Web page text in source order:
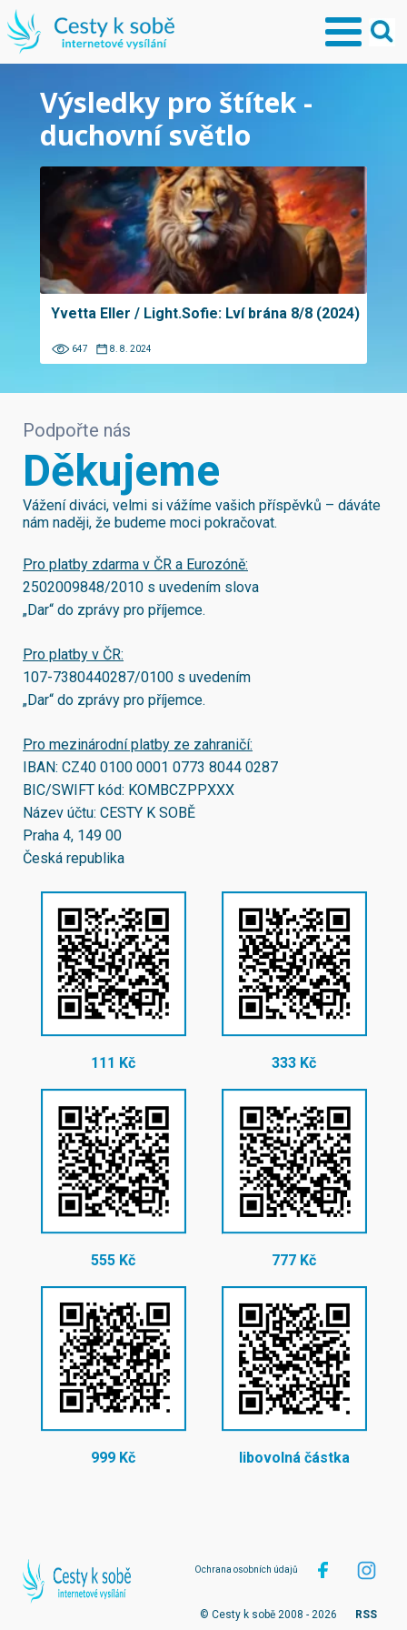
Výsledky pro štítek -
duchovní světlo
Yvetta Eller / Light.Sofie: Lví brána 8/8 (2024)
647 8. 8. 2024
Podpořte nás
Děkujeme
Vážení diváci, velmi si vážíme vašich příspěvků – dáváte
nám naději, že budeme moci pokračovat.
Pro platby zdarma v ČR a Eurozóně:
2502009848/2010 s uvedením slova
„Dar“ do zprávy pro příjemce.
Pro platby v ČR:
107-7380440287/0100 s uvedením
„Dar“ do zprávy pro příjemce.
Pro mezinárodní platby ze zahraničí:
IBAN: CZ40 0100 0001 0773 8044 0287
BIC/SWIFT kód: KOMBCZPPXXX
Název účtu: CESTY K SOBĚ
Praha 4, 149 00
Česká republika
111 Kč 333 Kč
555 Kč 777 Kč
999 Kč libovolná částka
Ochrana osobních údajů
© Cesty k sobě 2008 - 2026 RSS